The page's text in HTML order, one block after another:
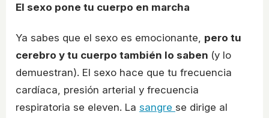
El sexo pone tu cuerpo en marcha
Ya sabes que el sexo es emocionante, pero tu
cerebro y tu cuerpo también lo saben (y lo
demuestran). El sexo hace que tu frecuencia
cardíaca, presión arterial y frecuencia
respiratoria se eleven. La sangre se dirige al